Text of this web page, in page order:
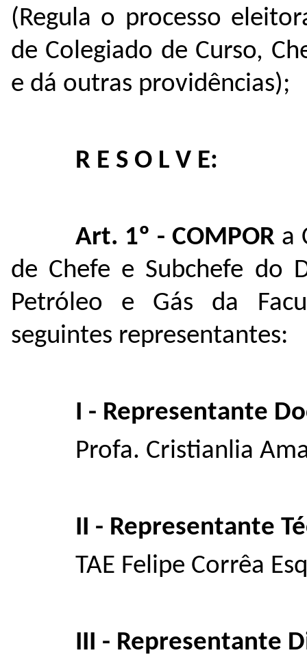
(Regula o processo
de Colegiado de Curso,
e dá outras providências);
R E S O L V E:
Art. 1º - COMPOR a
de Chefe e Subchefe do
Petróleo e Gás da
seguintes representantes:
I - Representante
Profa. Cristianlia
II - Representante
TAE Felipe Corrêa
III - Representante